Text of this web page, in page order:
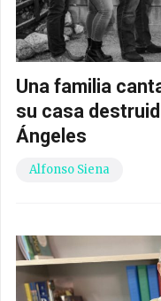
Una familia
su casa
Ángeles
Alfonso Siena